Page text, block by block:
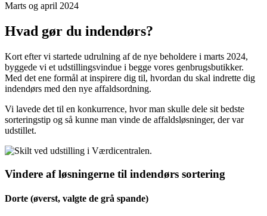
Marts og april 2024
Hvad gør du indendørs?
Kort efter vi startede udrulning af de nye beholdere i marts 2024,
byggede vi et udstillingsvindue i begge vores genbrugsbutikker.
Med det ene formål at inspirere dig til, hvordan du skal indrette dig
indendørs med den nye affaldsordning.
Vi lavede det til en konkurrence, hvor man skulle dele sit bedste
sorteringstip og så kunne man vinde de affaldsløsninger, der var
udstillet.
Vindere af løsningerne til indendørs sortering
Dorte (øverst, valgte de grå spande)